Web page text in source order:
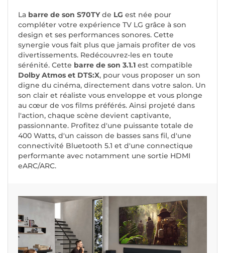
La barre de son S70TYde LG est née pour
compléter votre expérience TV LG grâce à son
design et ses performances sonores. Cette
synergie vous fait plus que jamais profiter de vos
divertissements. Redécouvrez-les en toute
sérénité. Cette barre de son 3.1.1 est compatible
Dolby Atmos et DTS:X, pour vous proposer un son
digne du cinéma, directement dans votre salon. Un
son clair et réaliste vous enveloppe et vous plonge
au cœur de vos films préférés. Ainsi projeté dans
l'action, chaque scène devient captivante,
passionnante. Profitez d'une puissante totale de
400 Watts, d'un caisson de basses sans fil, d'une
connectivité Bluetooth 5.1 et d'une connectique
performante avec notamment une sortie HDMI
eARC/ARC.